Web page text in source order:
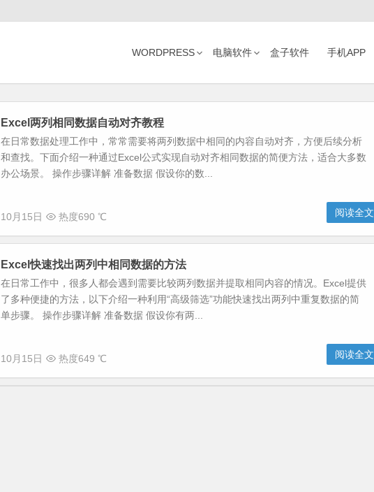
WORDPRESS 电脑软件 盒子软件 手机APP
Excel两列相同数据自动对齐教程
在日常数据处理工作中，常常需要将两列数据中相同的内容自动对齐，方便后续分析
和查找。下面介绍一种通过Excel公式实现自动对齐相同数据的简便方法，适合大多数
办公场景。 操作步骤详解 准备数据 假设你的数...
10月15日 热度690 ℃ 阅读全文
Excel快速找出两列中相同数据的方法
在日常工作中，很多人都会遇到需要比较两列数据并提取相同内容的情况。Excel提供
了多种便捷的方法，以下介绍一种利用“高级筛选”功能快速找出两列中重复数据的简
单步骤。 操作步骤详解 准备数据 假设你有两...
10月15日 热度649 ℃ 阅读全文